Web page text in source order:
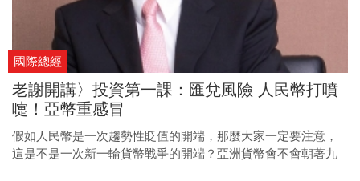
國際總經
老謝開講〉投資第一課：匯兌風險 人民幣打噴
嚏！亞幣重感冒
假如人民幣是一次趨勢性貶值的開端，那麼大家一定要注意，
這是不是一次新一輪貨幣戰爭的開端？亞洲貨幣會不會朝著九